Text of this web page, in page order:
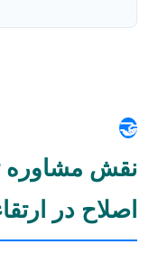
🤝
نقش
اصلاح در